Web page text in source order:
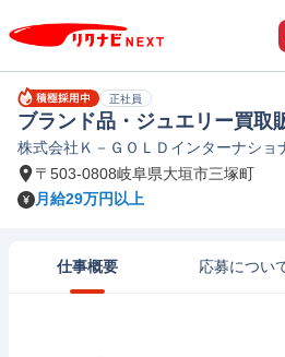
正社員
ブランド品・ジュエリー買取
株式会社Ｋ－ＧＯＬＤインターナショ
〒503-0808岐阜県大垣市三塚町
月給29万円以上
仕事概要 応募につい